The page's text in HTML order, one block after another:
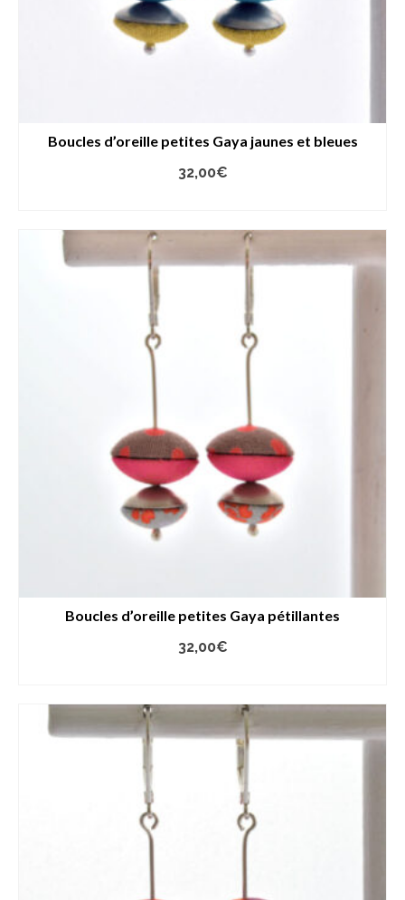
Boucles d’oreille petites Gaya jaunes et bleues
32,00€
Boucles d’oreille petites Gaya pétillantes
32,00€